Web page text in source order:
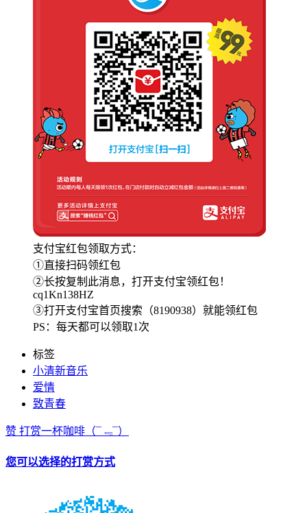
支付宝红包领取方式：
①直接扫码领红包
②长按复制此消息，打开支付宝领红包！
cq1Kn138HZ
③打开支付宝首页搜索（8190938）就能领红包
PS：每天都可以领取1次
标签
小清新音乐
爱情
致青春
赞 打赏一杯咖啡 （¯﹃¯）
您可以选择的打赏方式